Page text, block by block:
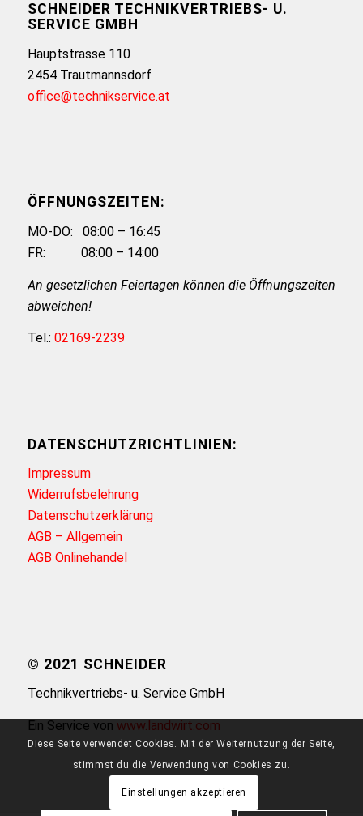
SCHNEIDER TECHNIKVERTRIEBS- U.
SERVICE GMBH
Hauptstrasse 110
2454 Trautmannsdorf
office@technikservice.at
ÖFFNUNGSZEITEN:
MO-DO: 08:00 – 16:45
FR: 08:00 – 14:00
An gesetzlichen Feiertagen können die Öffnungszeiten
abweichen!
Tel.: 02169-2239
DATENSCHUTZRICHTLINIEN:
Impressum
Widerrufsbelehrung
Datenschutzerklärung
AGB – Allgemein
AGB Onlinehandel
© 2021 SCHNEIDER
Technikvertriebs- u. Service GmbH
Ein Service von www.landwirt.com
Diese Seite verwendet Cookies. Mit der Weiternutzung der Seite,
stimmst du die Verwendung von Cookies zu.
Einstellungen akzeptieren